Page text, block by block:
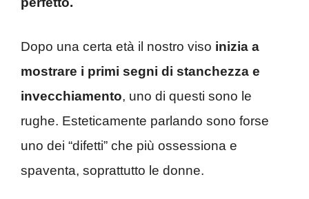
Dopo una certa età il nostro viso inizia a
mostrare i primi segni di stanchezza e
invecchiamento, uno di questi sono le
rughe. Esteticamente parlando sono forse
uno dei “difetti” che più ossessiona e
spaventa, soprattutto le donne.